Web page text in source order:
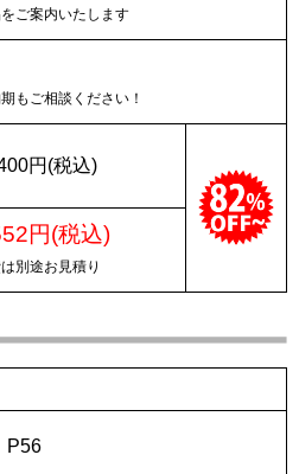
ご案内いたします
もご相談ください！
円(税込)
円(税込)
別途お見積り